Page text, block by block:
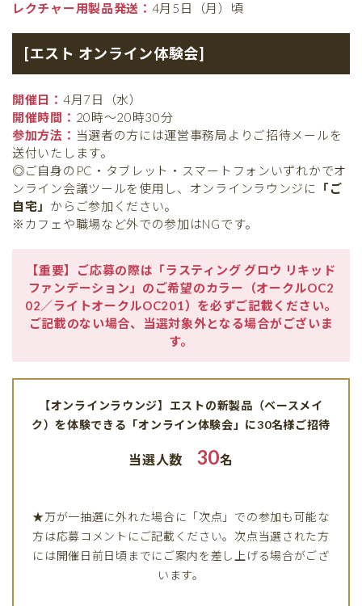
レクチャー用製品発送： 4月5日（月）頃
[エスト オンライン体験会]
開催日： 4月7日（水）
開催時間： 20時〜20時30分
参加方法： 当選者の方には運営事務局よりご招待メールを
送付いたします。
◎ご自身のPC・タブレット・スマートフォンいずれかでオ
ンライン会議ツールを使用し、オンラインラウンジに
「ご
自宅」 からご参加ください。
※カフェや職場など外での参加はNGです。
【重要】ご応募の際は「ラスティング グロウ リキッド
ファンデーション」のご希望のカラー（オークルOC2
02／ライトオークルOC201）を必ずご記載ください。
ご記載のない場合、当選対象外となる場合がございま
す。
【オンラインラウンジ】エストの新製品（ベースメイ
ク）を体験できる「オンライン体験会」に30名様ご招待
当選人数 30名
★万が一抽選に外れた場合に「次点」での参加も可能な
方は応募コメントにご記載ください。次点当選された方
には開催日前日頃までにご案内を差し上げる場合がござ
います。